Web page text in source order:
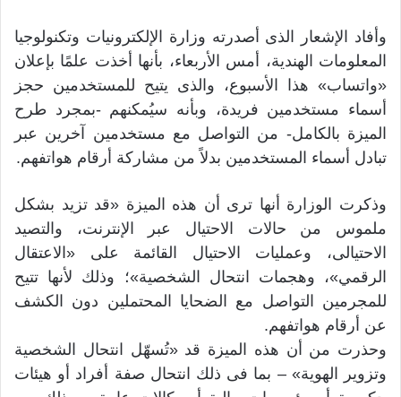
وأفاد الإشعار الذى أصدرته وزارة الإلكترونيات وتكنولوجيا
المعلومات الهندية، أمس الأربعاء، بأنها أخذت علمًا بإعلان
«واتساب» هذا الأسبوع، والذى يتيح للمستخدمين حجز
أسماء مستخدمين فريدة، وبأنه سيُمكنهم -بمجرد طرح
الميزة بالكامل- من التواصل مع مستخدمين آخرين عبر
تبادل أسماء المستخدمين بدلاً من مشاركة أرقام هواتفهم.
وذكرت الوزارة أنها ترى أن هذه الميزة «قد تزيد بشكل
ملموس من حالات الاحتيال عبر الإنترنت، والتصيد
الاحتيالى، وعمليات الاحتيال القائمة على «الاعتقال
الرقمي»، وهجمات انتحال الشخصية»؛ وذلك لأنها تتيح
للمجرمين التواصل مع الضحايا المحتملين دون الكشف
عن أرقام هواتفهم.
وحذرت من أن هذه الميزة قد «تُسهّل انتحال الشخصية
وتزوير الهوية» – بما فى ذلك انتحال صفة أفراد أو هيئات